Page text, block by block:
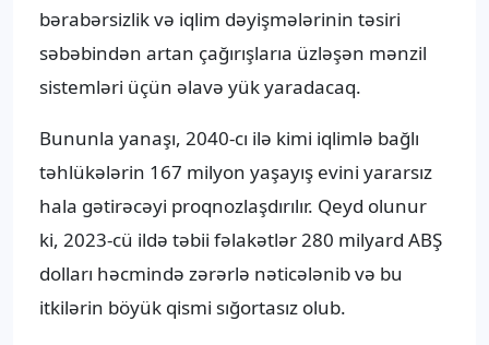
bərabərsizlik və iqlim dəyişmələrinin təsiri
səbəbindən artan çağırışlarıa üzləşən mənzil
sistemləri üçün əlavə yük yaradacaq.
Bununla yanaşı, 2040-cı ilə kimi iqlimlə bağlı
təhlükələrin 167 milyon yaşayış evini yararsız
hala gətirəcəyi proqnozlaşdırılır. Qeyd olunur
ki, 2023-cü ildə təbii fəlakətlər 280 milyard ABŞ
dolları həcmində zərərlə nəticələnib və bu
itkilərin böyük qismi sığortasız olub.